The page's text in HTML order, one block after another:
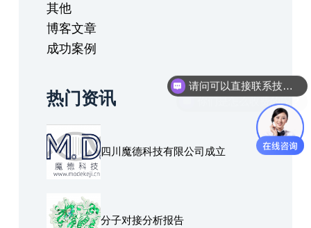
其他
博客文章
成功案例
热门资讯
四川魔德科技有限公司成立
分子对接分析报告
你们是怎么收费的呢？